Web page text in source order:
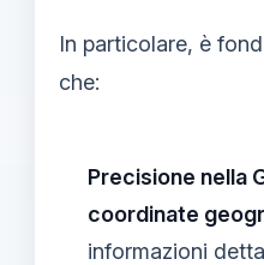
In particolare, è
che:
Precisione nella
coordinate
informazioni